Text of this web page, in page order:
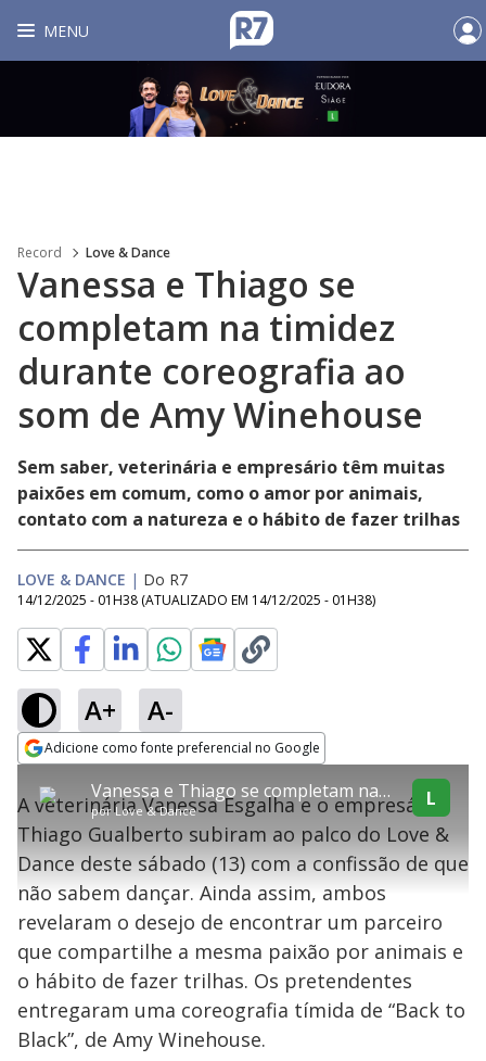
MENU
Record Love & Dance
Vanessa e Thiago se
completam na timidez
durante coreografia ao
som de Amy Winehouse
Sem saber, veterinária e empresário têm muitas
paixões em comum, como o amor por animais,
contato com a natureza e o hábito de fazer trilhas
LOVE & DANCE | Do R7
14/12/2025 - 01H38 (ATUALIZADO EM 14/12/2025 - 01H38)
A+ A-
Adicione como fonte preferencial no Google
a
window.
modal
be
by
the
Escape
key
activating
the
close
explore
Conteúdo bloqueado
Lamentamos, mas o vídeo que está tentando assisitr é de exibição
exclusiva em território brasileiro :-(
Vanessa e Thiago se completam na timidez durante coreografia ao som de Amy Winehouse
porLove & Dance
L
A veterinária Vanessa Esgalha e o empresário
Thiago Gualberto subiram ao palco do Love &
Dance deste sábado (13) com a confissão de que
não sabem dançar. Ainda assim, ambos
revelaram o desejo de encontrar um parceiro
que compartilhe a mesma paixão por animais e
o hábito de fazer trilhas. Os pretendentes
entregaram uma coreografia tímida de “Back to
Black”, de Amy Winehouse.